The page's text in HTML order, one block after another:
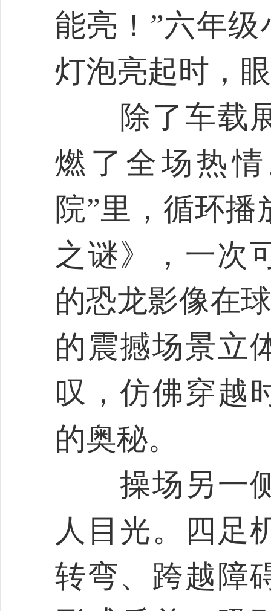
能亮！”六年
灯泡亮起时，
除了车载展
燃了全场热
院”里，循环
之谜》，一次
的恐龙影像在
的震撼场景立
叹，仿佛穿越
的奥秘。
操场另一侧
人目光。四足
转弯、跨越障